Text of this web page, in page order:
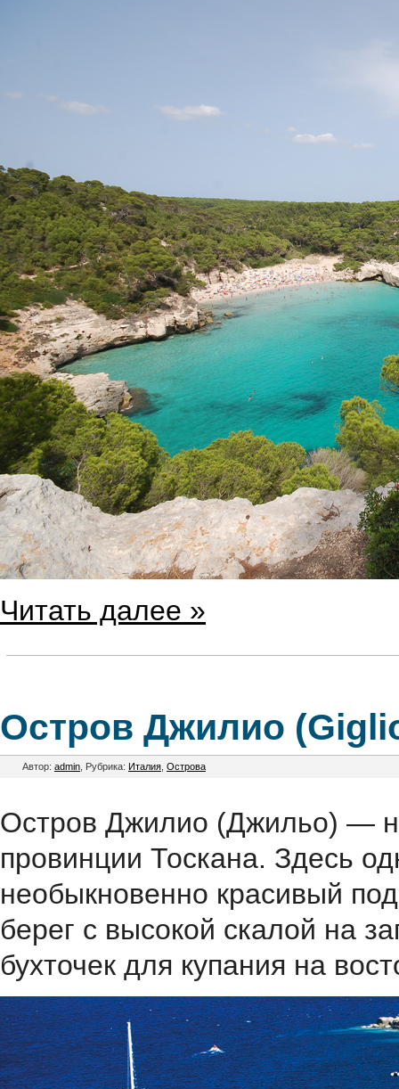
Читать далее »
Остров Джилио
Автор: admin , Рубрика: Италия Острова
Остров Джилио (Джильо) —
провинции Тоскана. Здесь
необыкновенно красивый
берег с высокой скалой на
бухточек для купания на